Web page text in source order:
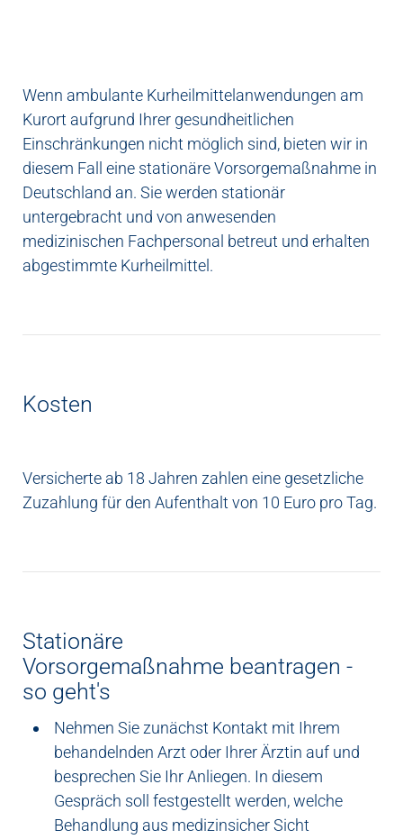
Wenn ambulante Kurheilmittelanwendungen am
Kurort aufgrund Ihrer gesundheitlichen
Einschränkungen nicht möglich sind, bieten wir in
diesem Fall eine stationäre Vorsorgemaßnahme in
Deutschland an. Sie werden stationär
untergebracht und von anwesenden
medizinischen Fachpersonal betreut und erhalten
abgestimmte Kurheilmittel.
Kosten
Versicherte ab 18 Jahren zahlen eine gesetzliche
Zuzahlung für den Aufenthalt von 10 Euro pro Tag.
Stationäre
Vorsorgemaßnahme beantragen -
so geht's
Nehmen Sie zunächst Kontakt mit Ihrem
behandelnden Arzt oder Ihrer Ärztin auf und
besprechen Sie Ihr Anliegen. In diesem
Gespräch soll festgestellt werden, welche
Behandlung aus medizinsicher Sicht